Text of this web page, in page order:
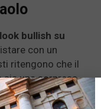
bullish su
con un
ritengono che il
sia una sorpresa
di LVMH